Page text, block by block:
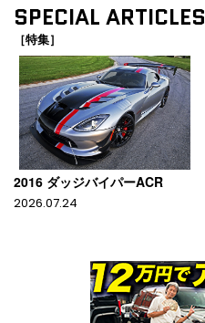
SPECIAL ARTICLES
［特集］
2016 ダッジバイパーACR
2026.07.24